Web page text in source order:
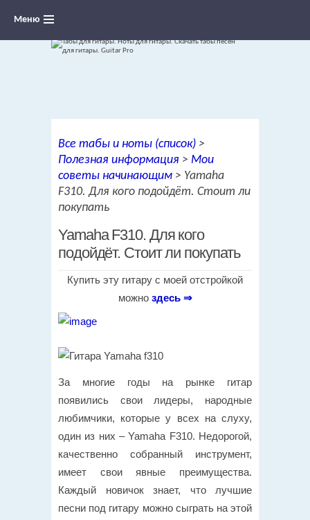
переложения песен для гитары
Меню
Все табы и ноты (список) >
Полезная информация > Мои
советы начинающим > Yamaha
F310. Для кого подойдёт. Стоит ли
покупать
Yamaha F310. Для кого
подойдёт. Стоит ли покупать
Купить эту гитару с моей отстройкой
можно здесь ⇒
За многие годы на рынке гитар
появились свои лидеры, народные
любимчики, которые у всех на слуху,
один из них – Yamaha F310. Недорогой,
качественно собранный инструмент,
имеет свои явные преимущества.
Каждый новичок знает, что лучшие
песни под гитару можно сыграть на этой